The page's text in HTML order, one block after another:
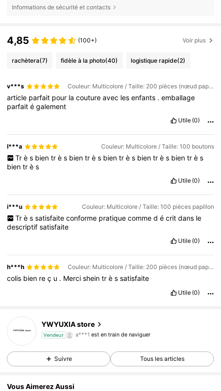
Informations de sécurité et contacts
4,85 (100+) Voir plus
rachètera(7) fidèle à la photo(40) logistique rapide(2)
v***s Couleur: Multicolore / Taille: 200 pièces (nœud papillon + fleur de prunier + papillon + bouton)
article parfait pour lacoutureavec lesenfants .emballage
parfaitégalement
Utile (0)
I***a Couleur: Multicolore / Taille: 100 boutons
Tr è s bien tr è s bien tr è s bien tr è s bien tr è s bien tr è s
bientrès
Utile (0)
i***u Couleur: Multicolore / Taille: 100 pièces papillon
Tr è s satisfaite conforme pratique comme d é crit dans le
descriptifsatisfaite
Utile (0)
h***h Couleur: Multicolore / Taille: 200 pièces (nœud papillon + fleur de prunier + papillon + bouton)
colis bien reç u . Mercisheintrèssatisfaite
Utile (0)
YWYUXIA store
Vendeur
4,77
454 Suiveurs
a***1 est en train de naviguer
454 Suiveurs
454 Suiveurs
4,77
Suivre Tous les articles
Vous Aimerez Aussi